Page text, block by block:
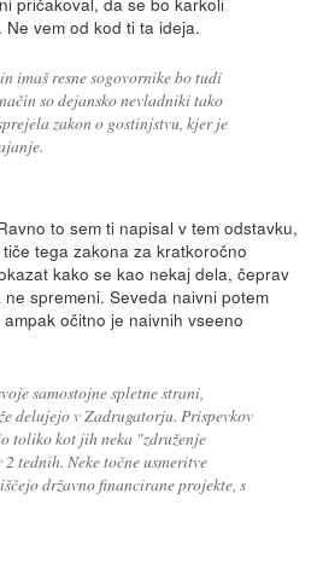
vem od kod ti ta ideja.
imaš resne sogovornike bo tudi
so dejansko nevladniki tako
zakon o gostinjstvu, kjer je
to sem ti napisal v tem odstavku,
tega zakona za kratkoročno
kako se kao nekaj dela, čeprav
spremeni. Seveda naivni potem
očitno je naivnih vseeno
samostojne spletne strani,
delujejo v Zadrugatorju. Prispevkov
toliko kot jih neka "združenje
tednih. Neke točne usmeritve
državno financirane projekte, s